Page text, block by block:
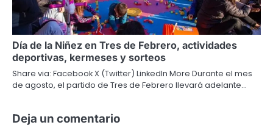
Día de la Niñez en Tres de Febrero, actividades
deportivas, kermeses y sorteos
Share via: Facebook X (Twitter) LinkedIn More Durante el mes
de agosto, el partido de Tres de Febrero llevará adelante…
Deja un comentario